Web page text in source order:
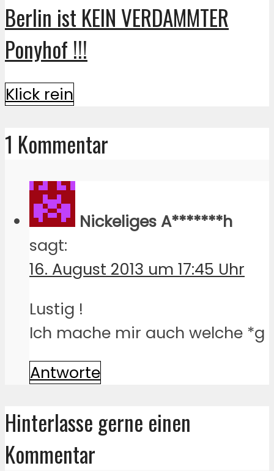
Berlin ist KEIN VERDAMMTER
Ponyhof !!!
Klick rein
1 Kommentar
Nickeliges A*******h
sagt:
16. August 2013 um 17:45 Uhr
Lustig !
Ich mache mir auch welche *g
Antworte
Hinterlasse gerne einen
Kommentar